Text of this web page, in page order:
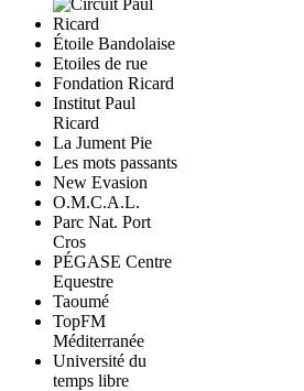
Étoile Bandolaise
Etoiles de rue
Fondation Ricard
Institut Paul
Ricard
La Jument Pie
Les mots passants
New Evasion
O.M.C.A.L.
Parc Nat. Port
Cros
PÉGASE Centre
Equestre
Taoumé
TopFM
Méditerranée
Université du
temps libre